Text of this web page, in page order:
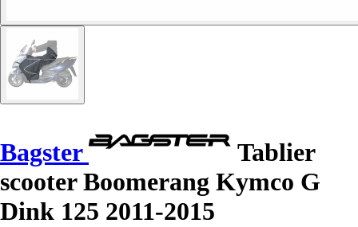
Bagster
Tablier
scooter Boomerang Kymco G
Dink 125 2011-2015